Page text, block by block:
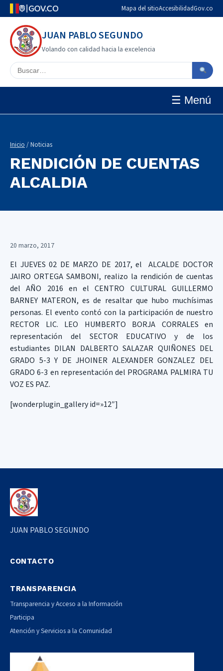
Mapa del sitioAccesibilidadGov.co
JUAN PABLO SEGUNDO
Volando con calidad hacia la excelencia
Buscar en el sitio
☰ Menú
Inicio / Noticias
RENDICIÓN DE CUENTAS
ALCALDIA
20 marzo, 2017
El JUEVES 02 DE MARZO DE 2017, el ALCALDE DOCTOR
JAIRO ORTEGA SAMBONI, realizo la rendición de cuentas
del AÑO 2016 en el CENTRO CULTURAL GUILLERMO
BARNEY MATERON, es de resaltar que hubo muchísimas
personas. El evento contó con la participación de nuestro
RECTOR LIC. LEO HUMBERTO BORJA CORRALES en
representación del SECTOR EDUCATIVO y de los
estudiantes DILAN DALBERTO SALAZAR QUIÑONES DEL
GRADO 5-3 Y DE JHOINER ALEXANDER GONZALEZ DEL
GRADO 6-3 en representación del PROGRAMA PALMIRA TU
VOZ ES PAZ.
[wonderplugin_gallery id=»12″]
JUAN PABLO SEGUNDO
CONTACTO
TRANSPARENCIA
Transparencia y Acceso a la Información
Participa
Atención y Servicios a la Comunidad